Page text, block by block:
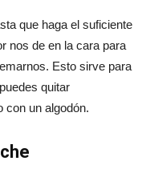
que haga el suficiente
nos de en la cara para
Esto sirve para
quitar
con un algodón.